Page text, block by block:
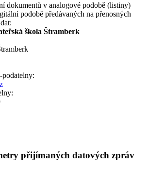
dokumentů v analogové podobě (listiny)
podobě předávaných na přenosných
škola Štramberk
přijímaných datových zpráv